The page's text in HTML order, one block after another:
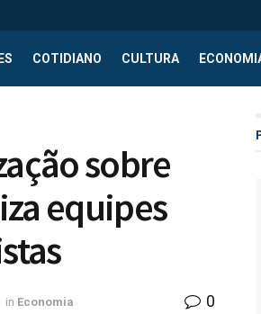
COTIDIANO CULTURA
sobre
equipes
in Economia 0